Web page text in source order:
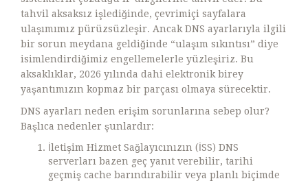
tahvil aksaksız işlediğinde, çevrimiçi sayfalara
ulaşımımız pürüzsüzleşir. Ancak DNS ayarlarıyla ilgili
bir sorun meydana geldiğinde “ulaşım sıkıntısı” diye
isimlendirdiğimiz engellemelerle yüzleşiriz. Bu
aksaklıklar, 2026 yılında dahi elektronik birey
yaşantımızın kopmaz bir parçası olmaya sürecektir.
DNS ayarları neden erişim sorunlarına sebep olur?
Başlıca nedenler şunlardır:
İletişim Hizmet Sağlayıcınızın (İSS) DNS
serverları bazen geç yanıt verebilir, tarihi
geçmiş cache barındırabilir veya planlı biçimde